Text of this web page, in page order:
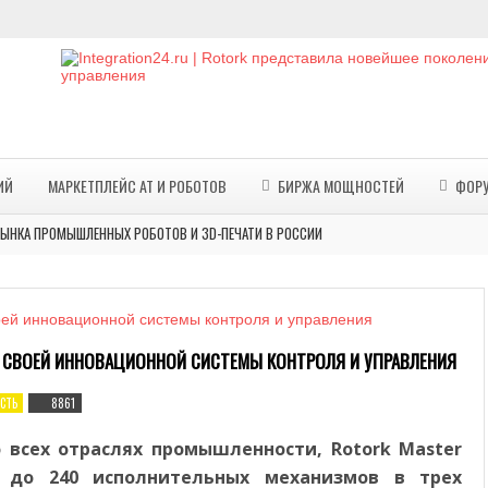
МАРКЕТПЛЕЙС АТ И РОБОТОВ БИРЖА МОЩНОСТЕЙ
ПРОМЫШЛЕННЫХ РОБОТОВ И 3D-ПЕЧАТИ В РОССИИ
ПРОИЗВОДСТВЕННЫХ ТЕХНОЛОГИЙ В СИДНЕЕ
РОБОТИЗИРОВАННЫХ ОПЕРАЦИЙ С ПОМОЩЬЮ РОБОТИЗИРОВАННОЙ СИСТЕМЫ SSI
КОМПЛЕКСЫ ДЛЯ ПРОМЫШЛЕННЫХ ПРОИЗВОДСТВ
ПРОИЗВОДСТВА СЕРВЕРОВ ОТКРЫТ ПОД ТВЕРЬЮ
СВОЕЙ ИННОВАЦИОННОЙ СИСТЕМЫ КОНТРОЛЯ И УПРАВЛЕНИЯ
8861
отраслях промышленности, Rotork Master
до 240 исполнительных механизмов в трех